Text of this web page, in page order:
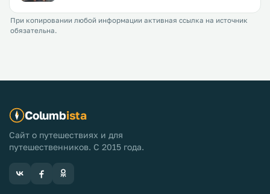
При копировании любой информации активная ссылка на источник
обязательна.
Columbista
Сайт о путешествиях и для
путешественников. С 2015 года.